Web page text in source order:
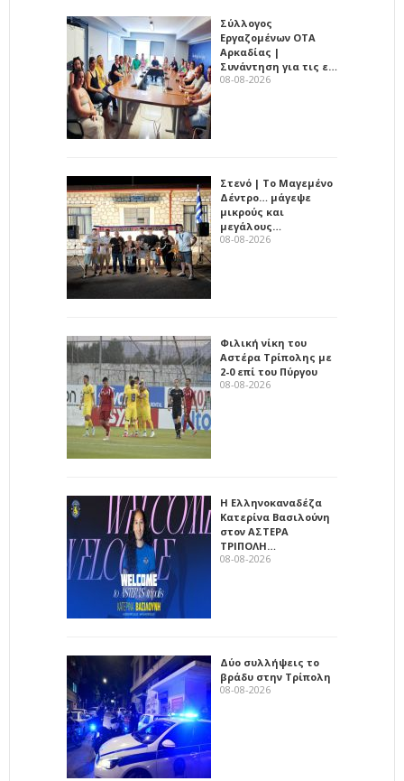
Σύλλογος
Εργαζομένων ΟΤΑ
Αρκαδίας |
Συνάντηση για τις ε…
08-08-2026
Στενό | Το Μαγεμένο
Δέντρο… μάγεψε
μικρούς και
μεγάλους…
08-08-2026
Φιλική νίκη του
Αστέρα Τρίπολης με
2-0 επί του Πύργου
08-08-2026
Η Ελληνοκαναδέζα
Κατερίνα Βασιλούνη
στον ΑΣΤΕΡΑ
ΤΡΙΠΟΛΗ…
08-08-2026
Δύο συλλήψεις το
βράδυ στην Τρίπολη
08-08-2026